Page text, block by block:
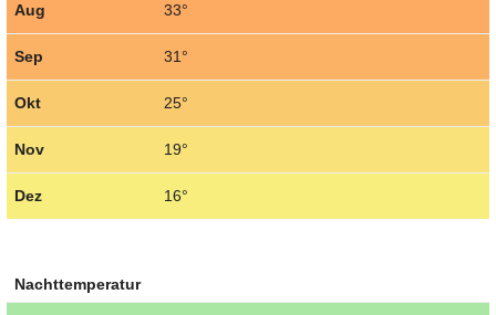
Aug 33°
Sep 31°
Okt 25°
Nov 19°
Dez 16°
Nachttemperatur